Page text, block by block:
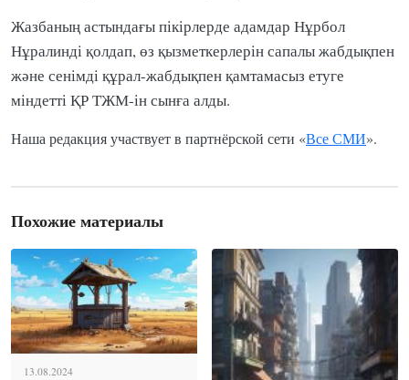
Жазбаның астындағы пікірлерде адамдар Нұрбол
Нұралинді қолдап, өз қызметкерлерін сапалы жабдықпен
және сенімді құрал-жабдықпен қамтамасыз етуге
міндетті ҚР ТЖМ-ін сынға алды.
Наша редакция участвует в партнёрской сети «Все СМИ».
Похожие материалы
13.08.2024